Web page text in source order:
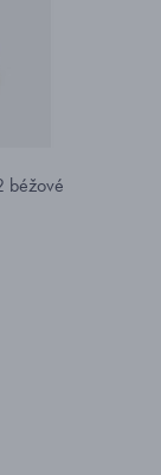
béžové